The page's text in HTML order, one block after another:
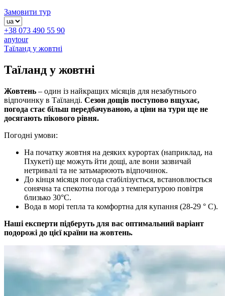
Замовити тур
+38 073 490 55 90
anytour
Таїланд у жовтні
Таїланд у жовтні
Жовтень – один із найкращих місяців для незабутнього
відпочинку в Таїланді. Сезон дощів поступово вщухає,
погода стає більш передбачуваною, а ціни на тури ще не
досягають пікового рівня.
Погодні умови:
На початку жовтня на деяких курортах (наприклад, на
Пхукеті) ще можуть йти дощі, але вони зазвичай
нетривалі та не затьмарюють відпочинок.
До кінця місяця погода стабілізується, встановлюється
сонячна та спекотна погода з температурою повітря
близько 30°C.
Вода в морі тепла та комфортна для купання (28-29 ° C).
Наші експерти підберуть для вас оптимальний варіант
подорожі до цієї країни на жовтень.